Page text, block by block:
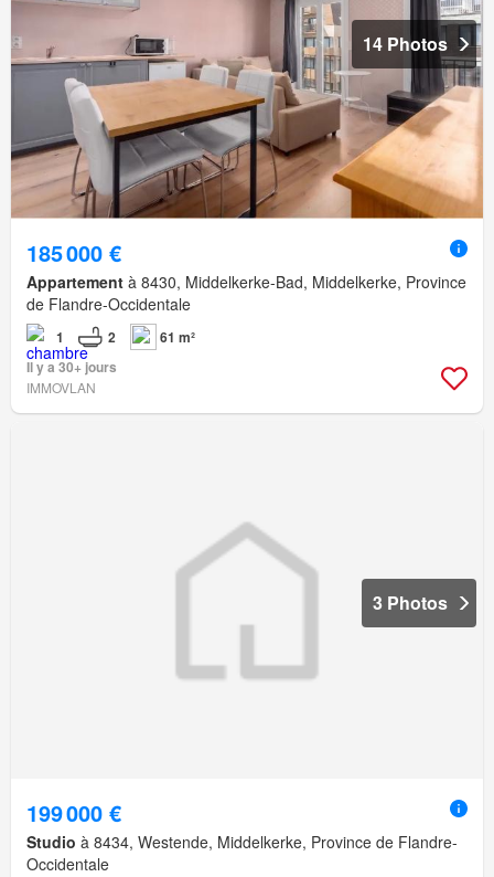
14 Photos
185 000 €
Appartement à 8430, Middelkerke-Bad, Middelkerke, Province
de Flandre-Occidentale
1 2
61 m²
Il y a 30+ jours
IMMOVLAN
3 Photos
199 000 €
Studio à 8434, Westende, Middelkerke, Province de Flandre-
Occidentale